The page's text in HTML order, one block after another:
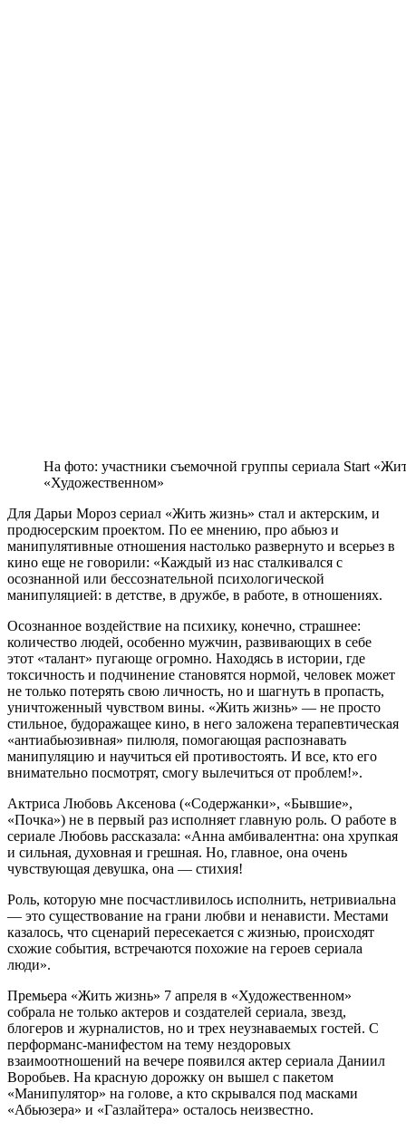
На фото: участники съемочной группы сериала Start
«Художественном»
Для Дарьи Мороз сериал «Жить жизнь» стал и актерским, и
продюсерским проектом. По ее мнению, про абьюз и
манипулятивные отношения настолько развернуто и всерьез в
кино еще не говорили: «Каждый из нас сталкивался с
осознанной или бессознательной психологической
манипуляцией: в детстве, в дружбе, в работе, в отношениях.
Осознанное воздействие на психику, конечно, страшнее:
количество людей, особенно мужчин, развивающих в себе
этот «талант» пугающе огромно. Находясь в истории, где
токсичность и подчинение становятся нормой, человек может
не только потерять свою личность, но и шагнуть в пропасть,
уничтоженный чувством вины. «Жить жизнь» — не просто
стильное, будоражащее кино, в него заложена терапевтическая
«антиабьюзивная» пилюля, помогающая распознавать
манипуляцию и научиться ей противостоять. И все, кто его
внимательно посмотрят, смогу вылечиться от проблем!».
Актриса Любовь Аксенова («Содержанки», «Бывшие»,
«Почка») не в первый раз исполняет главную роль. О работе в
сериале Любовь рассказала: «Анна амбивалентна: она хрупкая
и сильная, духовная и грешная. Но, главное, она очень
чувствующая девушка, она — стихия!
Роль, которую мне посчастливилось исполнить, нетривиальна
— это существование на грани любви и ненависти. Местами
казалось, что сценарий пересекается с жизнью, происходят
схожие события, встречаются похожие на героев сериала
люди».
Премьера «Жить жизнь» 7 апреля в «Художественном»
собрала не только актеров и создателей сериала, звезд,
блогеров и журналистов, но и трех неузнаваемых гостей. С
перформанс-манифестом на тему нездоровых
взаимоотношений на вечере появился актер сериала Даниил
Воробьев. На красную дорожку он вышел с пакетом
«Манипулятор» на голове, а кто скрывался под масками
«Абьюзера» и «Газлайтера» осталось неизвестно.